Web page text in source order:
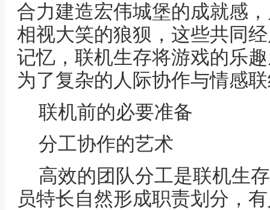
合力建造宏伟城堡的成就感
相视大笑的狼狈，这些共同
记忆，联机生存将游戏的乐
为了复杂的人际协作与情感
联机前的必要准备
分工协作的艺术
高效的团队分工是联机生
员特长自然形成职责划分，